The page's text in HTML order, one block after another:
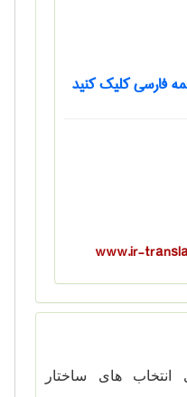
فارسی کلیک کنید
های ساختار